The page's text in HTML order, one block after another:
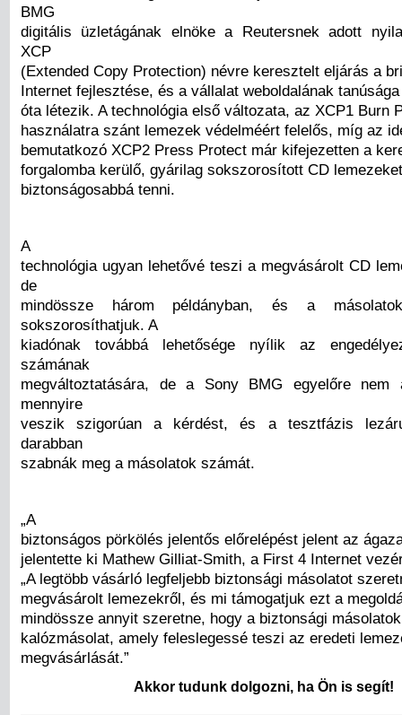
BMG
digitális üzletágának elnöke a Reutersnek adott
XCP
(Extended Copy Protection) névre keresztelt eljárás a
Internet fejlesztése, és a vállalat weboldalának
óta létezik. A technológia első változata, az XCP1 Burn
használatra szánt lemezek védelméért felelős, míg az
bemutatkozó XCP2 Press Protect már kifejezetten a
forgalomba kerülő, gyárilag sokszorosított CD
biztonságosabbá tenni.
A
technológia ugyan lehetővé teszi a megvásárolt CD
de
mindössze három példányban, és a
sokszorosíthatjuk. A
kiadónak továbbá lehetősége nyílik az
számának
megváltoztatására, de a Sony BMG egyelőre nem
mennyire
veszik szigorúan a kérdést, és a tesztfázis
darabban
szabnák meg a másolatok számát.
„A
biztonságos pörkölés jelentős előrelépést jelent az
jelentette ki Mathew Gilliat-Smith, a First 4 Internet
„A legtöbb vásárló legfeljebb biztonsági másolatot
megvásárolt lemezekről, és mi támogatjuk ezt a
mindössze annyit szeretne, hogy a biztonsági
kalózmásolat, amely feleslegessé teszi az eredeti
megvásárlását.”
Akkor tudunk dolgozni, ha Ön is segít!